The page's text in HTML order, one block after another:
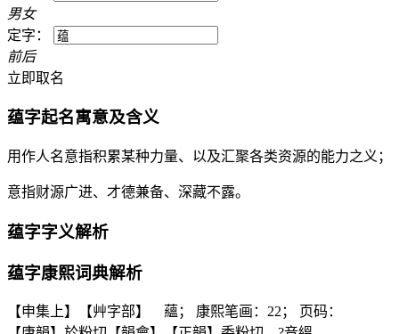
男女
定字：
前后
立即取名
蕴字起名寓意及含义
用作人名意指积累某种力量、以及汇聚各类资源的能力之义；
意指财源广进、才德兼备、深藏不露。
蕴字字义解析
蕴字康熙词典解析
【申集上】【艸字部】 蘊； 康熙笔画：22； 页码：